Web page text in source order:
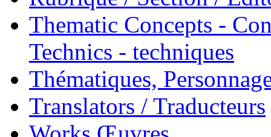
Thematic Concepts -
Technics - techniques
Thématiques,
Translators / Traducteurs